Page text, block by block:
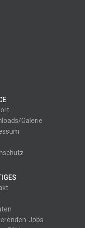
Galerie
Jobs